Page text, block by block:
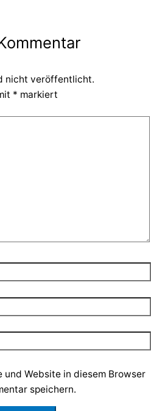
nicht veröffentlicht.
* markiert
und Website in diesem Browser
speichern.